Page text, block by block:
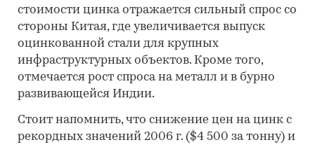
стоимости цинка отражается сильный спрос со
стороны Китая, где увеличивается выпуск
оцинкованной стали для крупных
инфраструктурных объектов. Кроме того,
отмечается рост спроса на металл и в бурно
развивающейся Индии.
Стоит напомнить, что снижение цен на цинк с
рекордных значений 2006 г. ($4 500 за тонну) и